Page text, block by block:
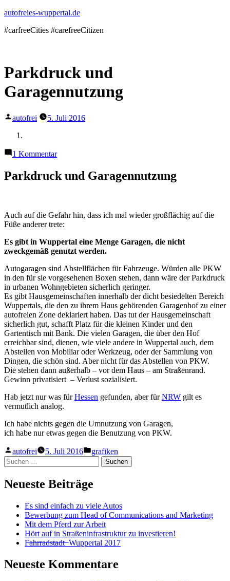
Zum
springen
autofreies-wuppertal.de
#carfreeCities #carefreeCitizen
Parkdruck und
Garagennutzung
Veröffentlicht
autofrei 5. Juli 2016
1 Kommentarzu
und
Garagennutzung
Parkdruck und Garagennutzung
Auch auf die Gefahr hin, dass ich mal wieder großflächig auf die
Füße anderer trete:
Es gibt in Wuppertal eine Menge Garagen, die nicht
zweckgemäß genutzt werden.
Autogaragen sind Abstellflächen für Fahrzeuge. Würden alle PKW
in den für sie vorgesehenen Boxen stehen, dann wäre der Parkdruck
in urbanen Wohngebieten sicherlich geringer.
Es gibt Hausgemeinschaften innerhalb der dicht besiedelten Bereich
Wuppertals, die den zu ihrem Haus gehörenden Garagenhof zu einer
autofreien Zone deklariert haben. Das tut der Hausgemeinschaft
sicherlich gut, schafft Platz für die kleinen Kinder und den
Gartentisch mit Bank. Die vielen Garagen, die über den Hof
erreichbar sind, dienen, wie viele andere in Wuppertal auch, dem
Abstellen von Mobiliar oder Werkzeug, oder der Sammlung von
Dingen, die schön sind. Aber nicht für das Abstellen von PKW.
Die stehen dann außerhalb – vor dem Haus – am Straßenrand.
Gewinn privatisiert – Verlust sozialisiert.
Hab jetzt nur was fürHessen gefunden, aber fürNRW gilt es
vermutlich analog.
Ich habe nichts gegen die Umnutzung von Garagen,
ich habe nur etwas gegen die Benutzung von PKW.
Veröffentlicht
von
autofrei 5. Juli 2016
Veröffentlicht
in
grafiken
Suchen
nach:
Neueste Beiträge
Es sind einfach zu viele Autos
Bewerbung zum Head of Communications and Marketing
Mit dem Pferd zur Arbeit
Hört auf in Straßeninfrastruktur zu investieren!
F̶a̶h̶r̶r̶a̶d̶s̶t̶a̶d̶t̶ ̶ Wuppertal 2017
Neueste Kommentare